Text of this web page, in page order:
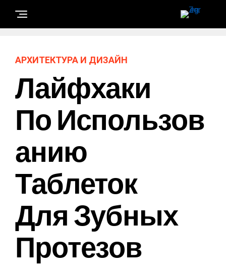
АРХИТЕКТУРА И ДИЗАЙН
Лайфхаки
По Использов
Анию
Таблеток
Для Зубных
Протезов